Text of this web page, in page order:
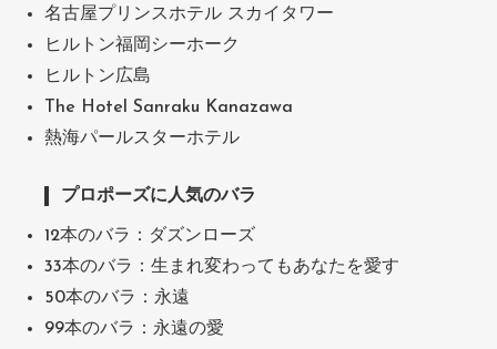
名古屋プリンスホテル スカイタワー
ヒルトン福岡シーホーク
ヒルトン広島
The Hotel Sanraku Kanazawa
熱海パールスターホテル
プロポーズに人気のバラ
12本のバラ：ダズンローズ
33本のバラ：生まれ変わってもあなたを愛す
50本のバラ：永遠
99本のバラ：永遠の愛